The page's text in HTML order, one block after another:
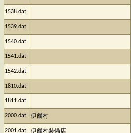
1538.dat
1539.dat
1540.dat
1541.dat
1542.dat
1810.dat
1811.dat
2000.dat 伊爾村
2001.dat 伊爾村裝備店